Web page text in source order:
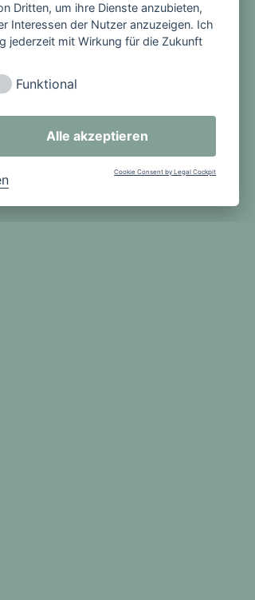
Dritten, um ihre Dienste anzubieten,
Interessen der Nutzer anzuzeigen. Ich
jederzeit mit Wirkung für die Zukunft
Funktional
Alle akzeptieren
Cookie Consent by Legal Cockpit